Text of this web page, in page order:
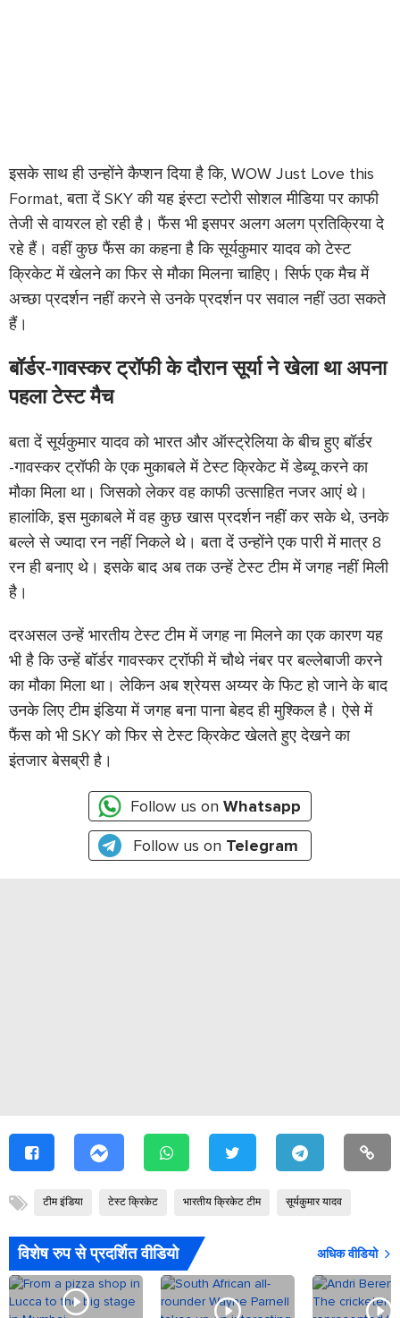
इसके साथ ही उन्होंने कैप्शन दिया है कि, WOW Just Love this
Format, बता दें SKY की यह इंस्टा स्टोरी सोशल मीडिया पर काफी
तेजी से वायरल हो रही है। फैंस भी इसपर अलग अलग प्रतिक्रिया दे
रहे हैं। वहीं कुछ फैंस का कहना है कि सूर्यकुमार यादव को टेस्ट
क्रिकेट में खेलने का फिर से मौका मिलना चाहिए। सिर्फ एक मैच में
अच्छा प्रदर्शन नहीं करने से उनके प्रदर्शन पर सवाल नहीं उठा सकते
हैं।
बॉर्डर-गावस्कर ट्रॉफी के दौरान सूर्या ने खेला था अपना
पहला टेस्ट मैच
बता दें सूर्यकुमार यादव को भारत और ऑस्ट्रेलिया के बीच हुए बॉर्डर
-गावस्कर ट्रॉफी के एक मुकाबले में टेस्ट क्रिकेट में डेब्यू करने का
मौका मिला था। जिसको लेकर वह काफी उत्साहित नजर आएं थे।
हालांकि, इस मुकाबले में वह कुछ खास प्रदर्शन नहीं कर सके थे, उनके
बल्ले से ज्यादा रन नहीं निकले थे। बता दें उन्होंने एक पारी में मात्र 8
रन ही बनाए थे। इसके बाद अब तक उन्हें टेस्ट टीम में जगह नहीं मिली
है।
दरअसल उन्हें भारतीय टेस्ट टीम में जगह ना मिलने का एक कारण यह
भी है कि उन्हें बॉर्डर गावस्कर ट्रॉफी में चौथे नंबर पर बल्लेबाजी करने
का मौका मिला था। लेकिन अब श्रेयस अय्यर के फिट हो जाने के बाद
उनके लिए टीम इंडिया में जगह बना पाना बेहद ही मुश्किल है। ऐसे में
फैंस को भी SKY को फिर से टेस्ट क्रिकेट खेलते हुए देखने का
इंतजार बेसब्री है।
Follow us on Whatsapp
Follow us on Telegram
टीम इंडिया टेस्ट क्रिकेट भारतीय क्रिकेट टीम सूर्यकुमार यादव
विशेष रुप से प्रदर्शित वीडियो अधिक वीडियो